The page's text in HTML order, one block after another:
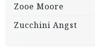
Zooe Moore
Zucchini Angst